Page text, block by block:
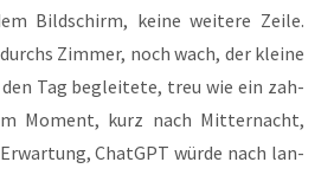
Bild­schirm, kei­ne wei­te­re Zei­le.
Zim­mer, noch wach, der klei­ne
Tag beglei­te­te, treu wie ein zah­
Moment, kurz nach Mit­ter­nacht,
ChatGPT wür­de nach lan­